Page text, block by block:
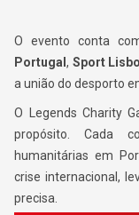
O evento conta
Portugal, Sport
a união do desporto
O Legends Charity
propósito. Cada
humanitárias em
crise internacional,
precisa.